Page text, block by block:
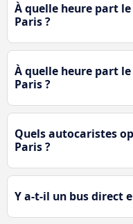
À quelle heure part
Paris ?
À quelle heure part
Paris ?
Quels autocaristes
Paris ?
Y a-t-il un bus direct